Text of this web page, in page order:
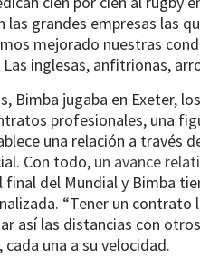
las grandes empresas las
mejorado nuestras
inglesas, anfitrionas,
Bimba jugaba en Exeter,
profesionales, una
una relación a través
Con todo, un avance
final del Mundial y Bimba
“Tener un
así las distancias con
cada una a su velocidad.